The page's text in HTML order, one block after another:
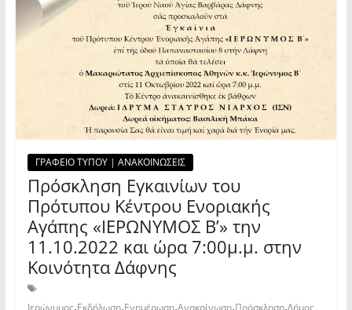
ΓΡΑΦΕΙΟ ΤΥΠΟΥ | ΑΝΑΚΟΙΝΩΣΕΙΣ
Πρόσκληση Εγκαινίων του
Πρότυπου Κέντρου Ενοριακής
Αγάπης «ΙΕΡΩΝΥΜΟΣ Β’» την
11.10.2022 και ώρα 7:00μ.μ. στην
Κοινότητα Δάφνης
Ιερώνυμος,Εκδήλωση,Ενημέρωση,Ανακοίνωση,Πρόσκληση,Δήμος